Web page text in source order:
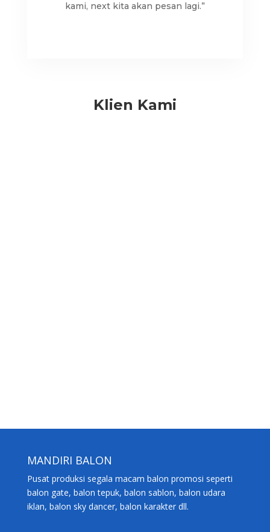
kami, next kita akan pesan lagi.”
Klien Kami
MANDIRI BALON
Pusat produksi segala macam balon promosi seperti
balon gate, balon tepuk, balon sablon, balon udara
iklan, balon sky dancer, balon karakter dll.